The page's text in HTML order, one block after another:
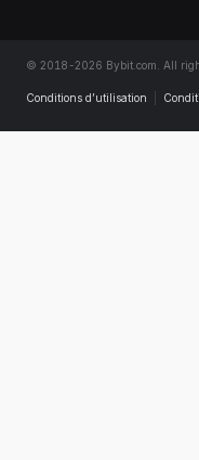
© 2018-2026 Bybit.com. All
Conditions d’utilisation